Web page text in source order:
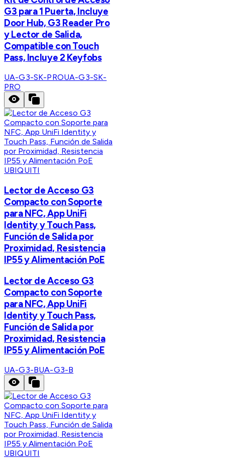
G3 para 1 Puerta, Incluye
Door Hub, G3 Reader Pro
y Lector de Salida,
Compatible con Touch
Pass, Incluye 2 Keyfobs
UA-G3-SK-PROUA-G3-SK-
PRO
UBIQUITI
Lector de Acceso G3
Compacto con Soporte
para NFC, App UniFi
Identity y Touch Pass,
Función de Salida por
Proximidad, Resistencia
IP55 y Alimentación PoE
Lector de Acceso G3
Compacto con Soporte
para NFC, App UniFi
Identity y Touch Pass,
Función de Salida por
Proximidad, Resistencia
IP55 y Alimentación PoE
UA-G3-BUA-G3-B
UBIQUITI